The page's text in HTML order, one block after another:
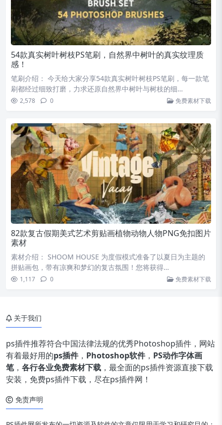
54款真实树叶树枝PS笔刷，自然界中树叶的真实纹理质
感！
笔刷介绍： 今天给大家分享54款真实树叶树枝PS笔刷，每一款笔
刷都经过细致打磨，力求还原自然界中树叶与树枝的细…
2,578 0 免费素材下载
82款复古假期美式艺术剪贴画植物动物人物PNG免扣图片
素材
素材介绍： SHOOM HOUSE 为度假模式准备了以夏日为主题的
拼贴画包，带有凉爽和梦幻的复古氛围！您将获得…
1,117 0 免费素材下载
关于我们
ps插件推荐符合中国法律法规的优秀Photoshop插件，网站
有着最好用的ps插件， Photoshop软件， PS动作字体画
笔， 各行各业免费素材下载 ，最全面的ps插件资源直接下载
安装，免费ps插件下载，尽在ps插件网！
免责声明